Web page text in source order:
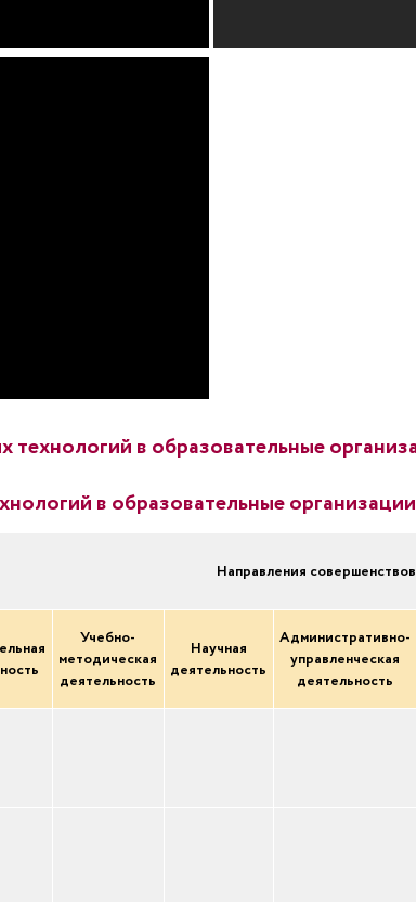
технологий в образовательные
в образовательные
Направления
Учебно-
методическая
деятельность
Научная
деятельность
Административно-
управленческая
деятельность